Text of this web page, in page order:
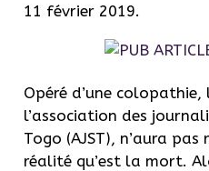
11 février 2019.
Opéré d’une colopathie,
l’association des
Togo (AJST), n’aura
réalité qu’est la mort.